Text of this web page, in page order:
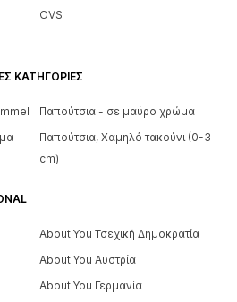
OVS
ΚΑΤΗΓΟΡΊΕΣ
Παπούτσια - σε μαύρο χρώμα
Παπούτσια, Χαμηλό τακούνι (0-3
cm)
About You Τσεχική Δημοκρατία
About You Αυστρία
About You Γερμανία